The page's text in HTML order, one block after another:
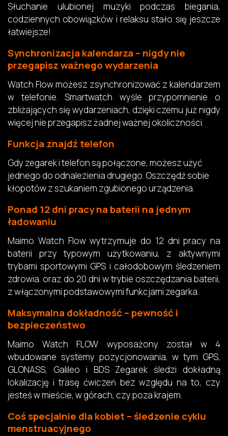
Słuchanie ulubionej muzyki podczas biegania,
codziennych obowiązków i relaksu stało się jeszcze
łatwiejsze!
Synchronizacja kalendarza – nigdy nie
przegapisz ważnego wydarzenia
Watch Flow możesz zsynchronizować z kalendarzem
w telefonie. Smartwatch wyśle przypomnienie o
zbliżających się wydarzeniach, dzięki czemu już nigdy
więcej nie przegapisz żadnej ważnej okoliczności.
Funkcja znajdź telefon
Gdy zegarek i telefon są połączone, możesz użyć
jednego do odnalezienia drugiego. Oszczędź sobie
kłopotów z szukaniem zgubionego urządzenia.
Ponad 12 dni pracy na baterii na jednym
ładowaniu
Maimo Watch Flow wytrzymuje do 12 dni pracy na
baterii przy typowym użytkowaniu, z aktywnymi
trybami sportowymi GPS i całodobowym śledzeniem
zdrowia. oraz do 20 dni w trybie oszczędzania baterii,
z włączonymi podstawowymi funkcjami zegarka.
Maksymalna dokładność – pewność i
bezpieczeństwo
Maimo Watch FLOW wyposażony został w 4
wbudowane systemy pozycjonowania, w tym GPS,
GLONASS, Galileo i BDS Zegarek śledzi dokładną
lokalizację i trasę ćwiczeń bez względu na to, czy
jesteś w mieście, w górach, czy poza krajem.
Coś specjalnie dla kobiet – śledzenie cyklu
menstruacyjnego